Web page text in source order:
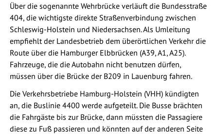
Über die sogenannte Wehrbrücke verläuft die Bundesstraße
404, die wichtigste direkte Straßenverbindung zwischen
Schleswig-Holstein und Niedersachsen. Als Umleitung
empfiehlt der Landesbetrieb dem überörtlichen Verkehr die
Route über die Hamburger Elbbrücken (A39, A1, A25).
Fahrzeuge, die die Autobahn nicht benutzen dürfen,
müssen über die Brücke der B209 in Lauenburg fahren.
Die Verkehrsbetriebe Hamburg-Holstein (VHH) kündigten
an, die Buslinie 4400 werde aufgeteilt. Die Busse brächten
die Fahrgäste bis zur Brücke, dann müssten die Passagiere
diese zu Fuß passieren und könnten auf der anderen Seite